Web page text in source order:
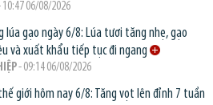
10:47 06/08/2026
lúa gạo ngày 6/8: Lúa tươi tăng nhẹ, gạo
và xuất khẩu tiếp tục đi ngang
- 09:14 06/08/2026
giới hôm nay 6/8: Tăng vọt lên đỉnh 7 tuần